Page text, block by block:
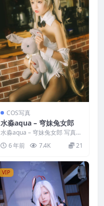
COS写真
水淼aqua – 穹妹兔女郎
水淼aqua – 穹妹兔女郎 写真分
类：唯美，参与模特：水淼aqu
a [套图大小...
6 年前 7.4K 21
VIP